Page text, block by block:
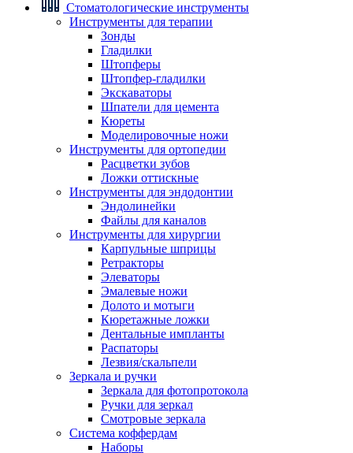
Стоматологические инструменты
Инструменты для терапии
Зонды
Гладилки
Штопферы
Штопфер-гладилки
Экскаваторы
Шпатели для цемента
Кюреты
Моделировочные ножи
Инструменты для ортопедии
Расцветки зубов
Ложки оттискные
Инструменты для эндодонтии
Эндолинейки
Файлы для каналов
Инструменты для хирургии
Карпульные шприцы
Ретракторы
Элеваторы
Эмалевые ножи
Долото и мотыги
Кюретажные ложки
Дентальные импланты
Распаторы
Лезвия/скальпели
Зеркала и ручки
Зеркала для фотопротокола
Ручки для зеркал
Смотровые зеркала
Система коффердам
Наборы